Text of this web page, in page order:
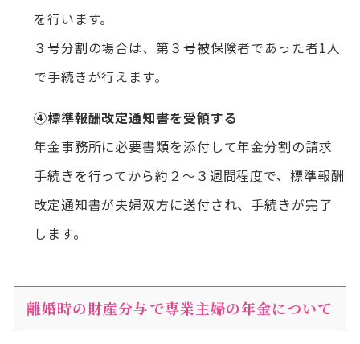
を行います。
３号分割の場合は、第３号被保険者であった者1人
で手続きが行えます。
④標準報酬改定通知書を受領する
年金事務所に必要書類を添付して年金分割の請求
手続きを行ってから約２～３週間程度で、標準報酬
改定通知書が夫婦双方に送付され、手続きが完了
します。
離婚時の財産分与で専業主婦の年金について